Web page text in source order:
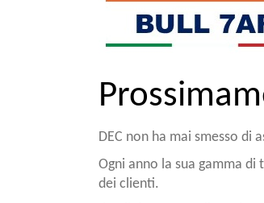
DEC non ha mai smesso di
Ogni anno la sua gamma
dei clienti.